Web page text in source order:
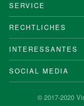
SERVICE
RECHTLICHES
INTERESSANTES
SOCIAL MEDIA
© 2017-2020